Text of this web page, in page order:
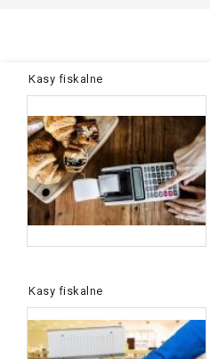
Kasy fiskalne
Kasy fiskalne